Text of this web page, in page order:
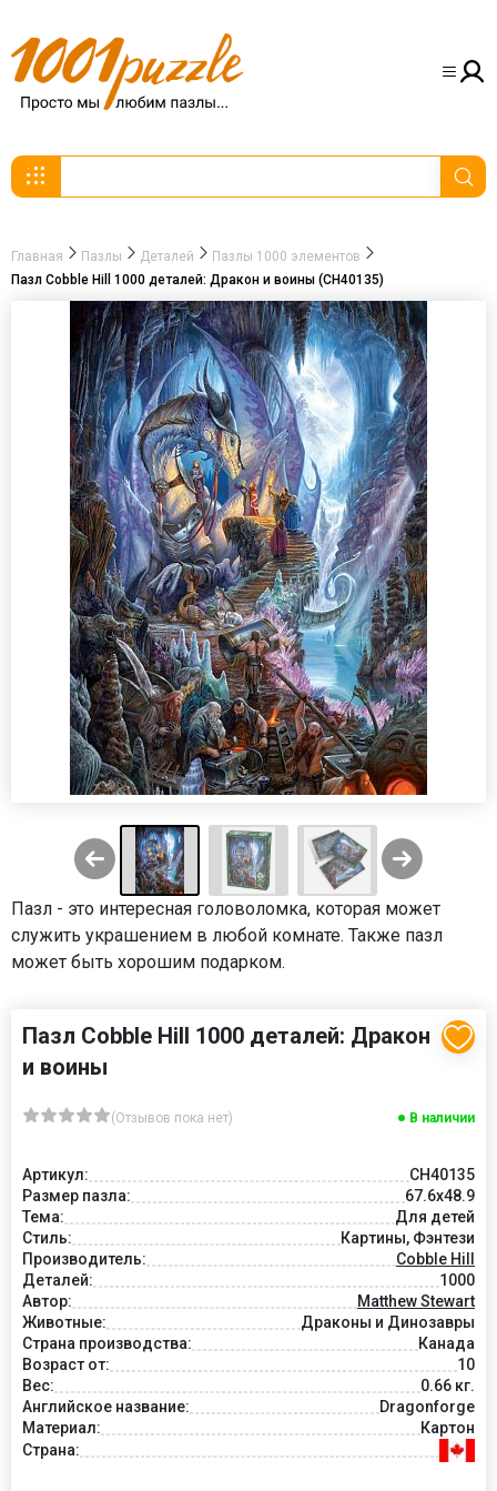
Главная Пазлы Деталей
Пазлы 1000 элементов
Пазл Cobble Hill 1000 деталей: Дракон и воины (CH40135)
Пазл - это интересная головоломка, которая может
служить украшением в любой комнате. Также пазл
может быть хорошим подарком.
Пазл Cobble Hill 1000 деталей: Дракон
и воины
(Отзывов пока нет) В наличии
Артикул:
CH40135
Размер пазла:
67.6x48.9
Тема:
Для детей
Стиль:
Картины, Фэнтези
Производитель:
Cobble Hill
Деталей:
1000
Автор:
Matthew Stewart
Животные:
Драконы и Динозавры
Страна производства:
Канада
Возраст от:
10
Вес:
0.66 кг.
Английское название:
Dragonforge
Материал:
Картон
Страна: